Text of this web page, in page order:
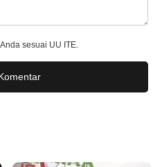
sesuai UU ITE.